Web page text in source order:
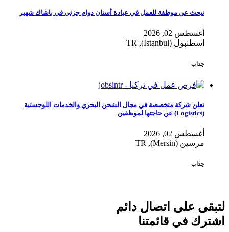
نبحث عن موظفة للعمل في عيادة أسنان دوام جزئي في باشاك شهير
أغسطس 02, 2026
اسطنبول (İstanbul), TR
جذاب
تعلن شركة متخصصة في مجال الشحن البحري والخدمات اللوجستية
(Logistics) عن حاجتها لموظفين
أغسطس 02, 2026
مرسين (Mersin), TR
جذاب
لتبقى على اتصال دائم
اشترك في قائمتنا